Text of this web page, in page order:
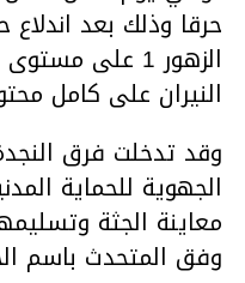
حرقا وذلك بعد
الزهور 1 على
النيران على كامل
وقد تدخلت فرق النجدة
الجهوية للحماية
معاينة الجثة
وفق المتحدث باسم